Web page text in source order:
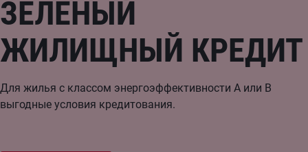
ЗЕЛЕНЫЙ
ЖИЛИЩНЫЙ КРЕДИТ
Для жилья с классом энергоэффективности A или B
выгодные условия кредитования.